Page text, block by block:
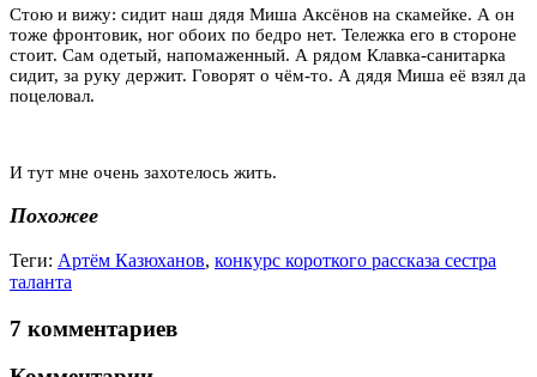
Стою и вижу: сидит наш дядя Миша Аксёнов на скамейке. А он
тоже фронтовик, ног обоих по бедро нет. Тележка его в стороне
стоит. Сам одетый, напомаженный. А рядом Клавка-санитарка
сидит, за руку держит. Говорят о чём-то. А дядя Миша её взял да
поцеловал.
И тут мне очень захотелось жить.
Похожее
Теги: Артём Казюханов, конкурс короткого рассказа сестра
таланта
7 комментариев